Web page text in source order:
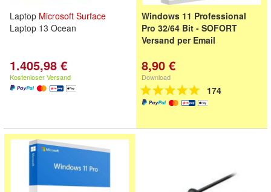
Laptop Microsoft Surface
Laptop 13 Ocean
1.405,98 €
Kostenloser Versand
Windows 11 Professional
Pro 32/64 Bit - SOFORT
Versand per Email
8,90 €
Download
174